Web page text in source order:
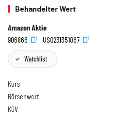
Behandelter Wert
Amazon Aktie
906866
US0231351067
Watchlist
Kurs
Börsenwert
KGV